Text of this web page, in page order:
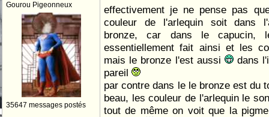
Gourou Pigeonneux
35647 messages postés
effectivement je ne pense pas
couleur de l'arlequin soit dans
bronze, car dans le capucin,
essentiellement fait ainsi et les
mais le bronze l'est aussi
dans
pareil
par contre dans le le bronze est du
beau, les couleur de l'arlequin le
tout de même on voit que la